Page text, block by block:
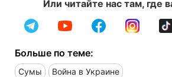
Или читайте нас там, где
Больше по теме:
Сумы Война в Украине